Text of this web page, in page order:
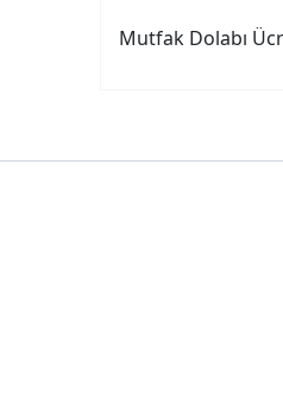
Mutfak Dolabı